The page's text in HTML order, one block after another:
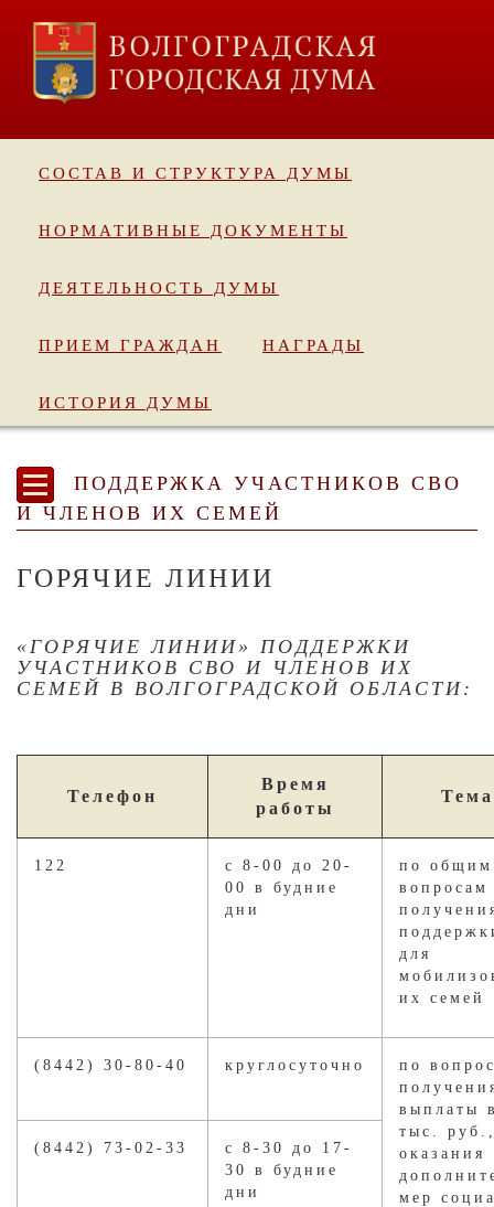
СОСТАВ И СТРУКТУРА ДУМЫ
НОРМАТИВНЫЕ ДОКУМЕНТЫ
ДЕЯТЕЛЬНОСТЬ ДУМЫ
ПРИЕМ ГРАЖДАН НАГРАДЫ
ИСТОРИЯ ДУМЫ
ПОДДЕРЖКА УЧАСТНИКОВ СВО
И ЧЛЕНОВ ИХ СЕМЕЙ
ГОРЯЧИЕ ЛИНИИ
«ГОРЯЧИЕ ЛИНИИ» ПОДДЕРЖКИ
УЧАСТНИКОВ СВО И ЧЛЕНОВ ИХ
СЕМЕЙ В ВОЛГОГРАДСКОЙ ОБЛАСТИ:
Телефон
Время
работы
122
с 8-00 до 20-
00 в будние
дни
по общим
вопросам
для
их семей
(8442) 30-80-40 круглосуточно
по
выплаты
тыс.
оказания
мер
(8442) 73-02-33
с 8-30 до 17-
30 в будние
дни